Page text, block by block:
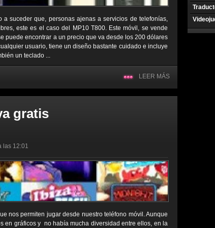
suceder que, personas ajenas a servicios de telefonías,
este es el caso del MP10 T800. Este móvil, se vende
puede encontrar a un precio que va desde los 200 dólares
usuario, tiene un diseño bastante cuidado e incluye
un teclado ...
LEER MÁS
gratis
las 12:01
nos permiten jugar desde nuestro teléfono móvil. Aunque
en gráficos y no había mucha diversidad entre ellos, en la